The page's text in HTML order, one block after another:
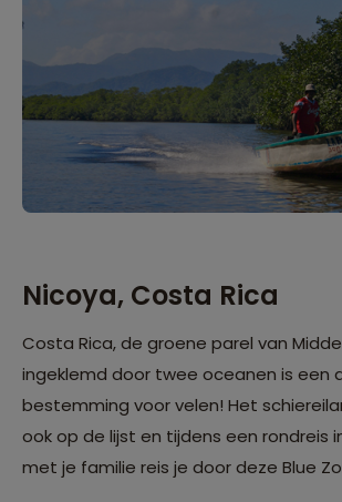
Nicoya, Costa Rica
Costa Rica, de groene parel van
ingeklemd door twee oceanen is een
bestemming voor velen! Het
ook op de lijst en tijdens een rondreis
met je familie reis je door deze Blue